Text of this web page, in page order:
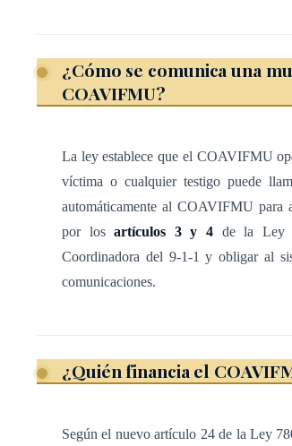
Lo anterior, sin perjuicio de los recursos que según
aportar el Sistema 9-1-1 y de cualquier convenio
ARTÍCULO 3
Se adiciona un nuevo inciso i) al artículo 4 de la
i. Instituto Nacional de las Mujeres.
¿Cómo se comunica una
COAVIFMU?
La ley establece que el COAVIFMU
víctima o cualquier testigo puede
automáticamente al COAVIFMU para
por losartículos 3 y 4 de la Ley
Coordinadora del 9-1-1 y obligar al
comunicaciones.
¿Quién financia el
Según el nuevo artículo 24 de la Ley